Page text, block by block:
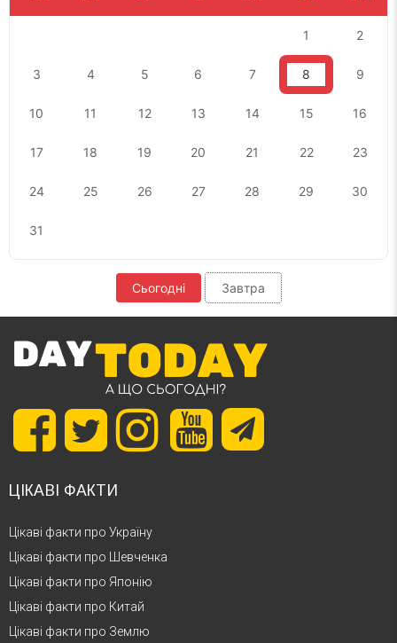
1 2
3 4 5 6 7 8 9
10 11 12 13 14 15 16
17 18 19 20 21 22 23
24 25 26 27 28 29 30
31
Сьогодні Завтра
ЦІКАВІ ФАКТИ
Цікаві факти про Україну
Цікаві факти про Шевченка
Цікаві факти про Японію
Цікаві факти про Китай
Цікаві факти про Землю